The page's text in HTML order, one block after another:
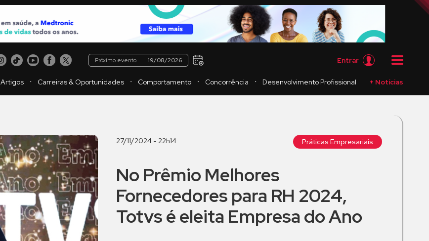
Próximo evento 19/08/2026 Entrar
Artigos ・ Carreiras & Oportunidades ・ Comportamento ・ Concorrência ・ Desenvolvimento Profissional + Notícias
27/11/2024 - 22h14 Práticas Empresariais
No Prêmio Melhores
Fornecedores para RH 2024,
Totvs é eleita Empresa do Ano